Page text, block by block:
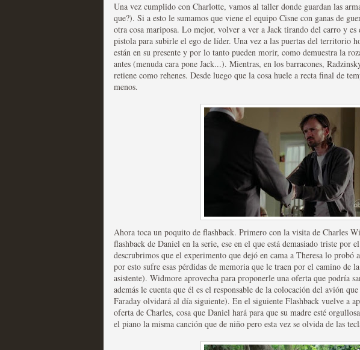
Las series de 10 temporadas están en
extinción
Recomendación de la semana
Expediente X: Guía para descubrir la
Recomendación de la semana
Una vez cumplido con Charlotte, vamos al taller donde guardan las
que?). Si a esto le sumamos que viene el equipo Cisne con ganas de
otra cosa mariposa. Lo mejor, volver a ver a Jack tirando del carro y es
pistola para subirle el ego de líder. Una vez a las puertas del territorio
están en su presente y por lo tanto pueden morir, como demuestra la
antes (menuda cara pone Jack...). Mientras, en los barracones,
retiene como rehenes. Desde luego que la cosa huele a recta final de
menos.
Ahora toca un poquito de flashback. Primero con la visita de Charles
flashback de Daniel en la serie, ese en el que está demasiado triste por
descrubrimos que el experimento que dejó en cama a Theresa lo probó
por esto sufre esas pérdidas de memoria que le traen por el camino de
asistente). Widmore aprovecha para proponerle una oferta que podría
además le cuenta que él es el responsable de la colocación del avión
Faraday olvidará al día siguiente). En el siguiente Flashback vuelve a
oferta de Charles, cosa que Daniel hará para que su madre esté
el piano la misma canción que de niño pero esta vez se olvida de las